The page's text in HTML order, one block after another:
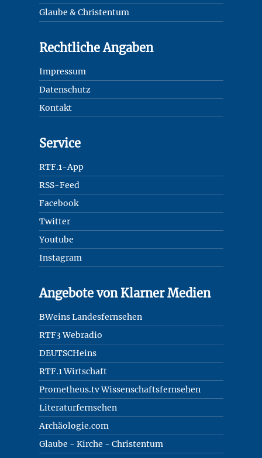
Glaube & Christentum
Rechtliche Angaben
Impressum
Datenschutz
Kontakt
Service
RTF.1-App
RSS-Feed
Facebook
Twitter
Youtube
Instagram
Angebote von Klarner Medien
BWeins Landesfernsehen
RTF3 Webradio
DEUTSCHeins
RTF.1 Wirtschaft
Prometheus.tv Wissenschaftsfernsehen
Literaturfernsehen
Archäologie.com
Glaube - Kirche - Christentum